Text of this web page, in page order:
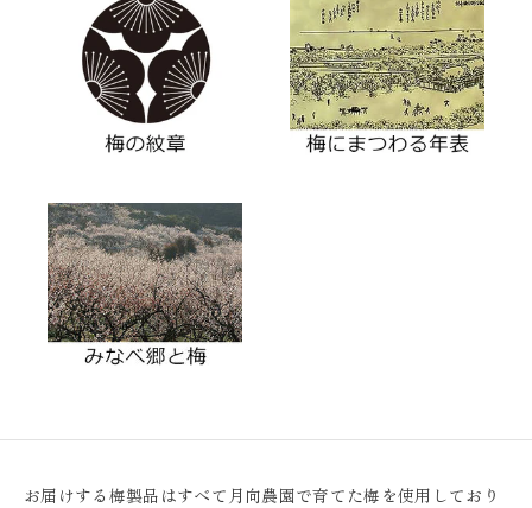
お届けする梅製品はすべて月向農園で育てた梅を使用しており